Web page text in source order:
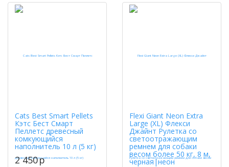
Cats Best Smart Pellets
Кэтс Бест Смарт
Пеллетс древесный
комкующийся
наполнитель 10 л (5 кг)
2 450p
Flexi Giant Neon Extra
Large (XL) Флекси
Джайнт Рулетка со
светоотражающим
ремнем для собаки
весом более 50 кг, 8 м,
черная|неон